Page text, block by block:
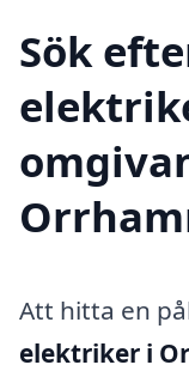
Sök
Att hitta en
elektriker i